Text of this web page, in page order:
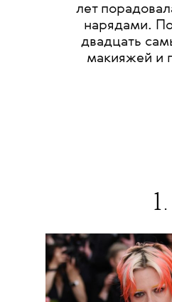
лет
нарядами.
двадцать
макияжей и
1.